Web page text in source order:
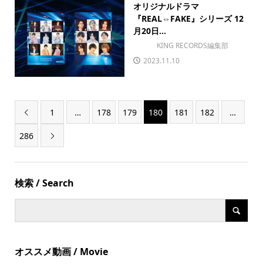
オリジナルドラマ
『REAL⇔FAKE』シリーズ 12
月20日...
KING RECORDS編集部
2023.11.10
 1 … 178 179 180 181 182 …
286 
検索 / Search
オススメ動画 / Movie